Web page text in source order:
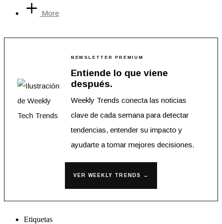
More
NEWSLETTER PREMIUM
Entiende lo que viene
después.
Weekly Trends conecta las noticias
clave de cada semana para detectar
tendencias, entender su impacto y
ayudarte a tomar mejores decisiones.
VER WEEKLY TRENDS →
Etiquetas